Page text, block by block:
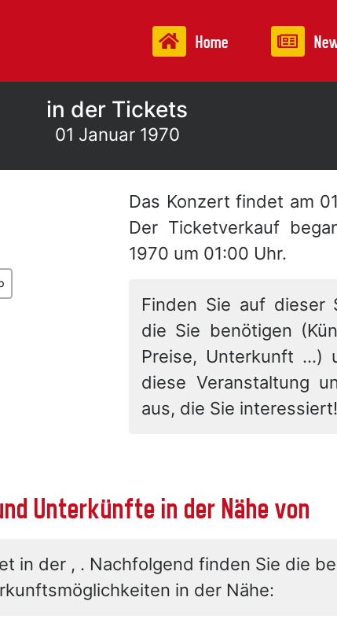
Home
in der Tickets
01 Januar 1970
Das Konzert findet am
Der Ticketverkauf
1970 um 01:00 Uhr.
Finden Sie auf dieser
die Sie benötigen
Preise, Unterkunft ...)
diese Veranstaltung
aus, die Sie interessiert!
Unterkünfte in der Nähe von
in der , . Nachfolgend finden Sie die
in der Nähe: